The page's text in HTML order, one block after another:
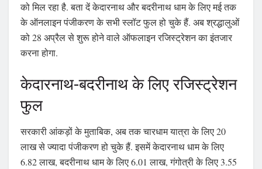
को मिल रहा है. बता दें केदारनाथ और बदरीनाथ धाम के लिए मई तक
के ऑनलाइन पंजीकरण के सभी स्लॉट फुल हो चुके हैं. अब श्रद्धालुओं
को 28 अप्रैल से शुरू होने वाले ऑफलाइन रजिस्ट्रेशन का इंतजार
करना होगा.
केदारनाथ-बदरीनाथ के लिए रजिस्ट्रेशन
फुल
सरकारी आंकड़ों के मुताबिक, अब तक चारधाम यात्रा के लिए 20
लाख से ज्यादा पंजीकरण हो चुके हैं. इसमें केदारनाथ धाम के लिए
6.82 लाख, बदरीनाथ धाम के लिए 6.01 लाख, गंगोत्री के लिए 3.55